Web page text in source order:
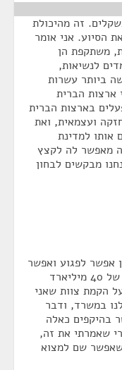
זה מהיכולת
הסיוע. אני אומר
משתקפת הן
לנשיאות,
ביותר עשרות
ארצות הברית
בארצות הברית
ועצמאית, ואת
אותו למדינת
מאפשר לה לקצץ
מבקשים לבחון
אפשר לפגוע ואפשר
להוריד. אף אחד לא יאמר לכם שתקציב של 40 מיליארד
הקמת צוות שאני
במשרד, ודבר
בהיקפים כאלה
שאמרתי את זה,
שם למצוא